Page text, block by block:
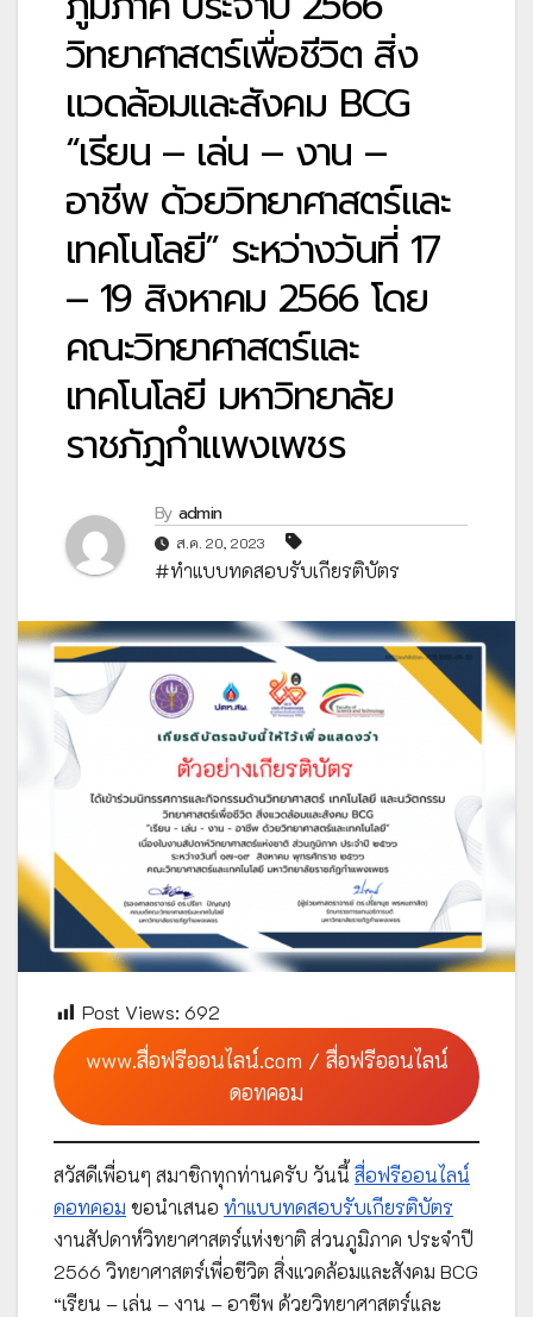
วิทยาศาสตร์เพื่อชีวิต สิ่ง
แวดล้อมและสังคม BCG
“เรียน – เล่น – งาน –
อาชีพ ด้วยวิทยาศาสตร์และ
เทคโนโลยี” ระหว่างวันที่ 17
– 19 สิงหาคม 2566 โดย
คณะวิทยาศาสตร์และ
เทคโนโลยี มหาวิทยาลัย
ราชภัฏกำแพงเพชร
By admin
ส.ค. 20, 2023
#ทำแบบทดสอบรับเกียรติบัตร
Post Views: 692
www.สื่อฟรีออนไลน์.com / สื่อฟรีออนไลน์
ดอทคอม
สวัสดีเพื่อนๆ สมาชิกทุกท่านครับ วันนี้ สื่อฟรีออนไลน์
ดอทคอม ขอนำเสนอ ทำแบบทดสอบรับเกียรติบัตร
งานสัปดาห์วิทยาศาสตร์แห่งชาติ ส่วนภูมิภาค ประจำปี
2566 วิทยาศาสตร์เพื่อชีวิต สิ่งแวดล้อมและสังคม BCG
“เรียน – เล่น – งาน – อาชีพ ด้วยวิทยาศาสตร์และ